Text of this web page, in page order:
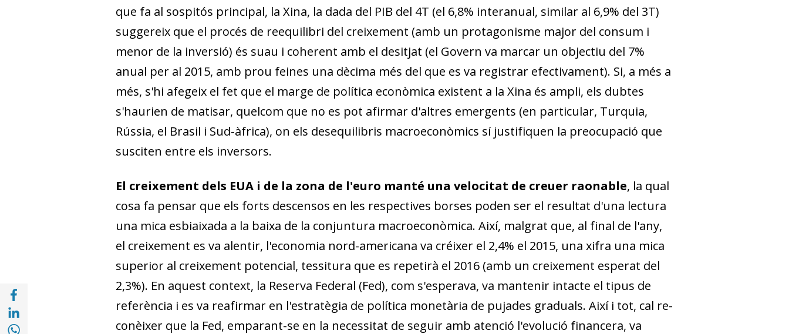
Compartir a Facebook (opens in a new window)
Compartir a with Linkedin (opens in a new window)
Compartir a with Whatsapp (opens in a new window)
que fa al sospitós principal, la Xina, la dada del PIB del 4T (el 6,8% interanual, similar al 6,9% del 3T)
suggereix que el procés de reequilibri del creixement (amb un pro­­tagonisme major del consum i
menor de la inversió) és suau i coherent amb el desitjat (el Govern va marcar un objectiu del 7%
anual per al 2015, amb prou feines una dècima més del que es va registrar efectivament). Si, a més a
més, s'hi afegeix el fet que el marge de política econòmica existent a la Xina és ampli, els dubtes
s'haurien de matisar, quelcom que no es pot afirmar d'altres emergents (en particular, Turquia,
Rússia, el Brasil i Sud-àfrica), on els desequilibris macroeconòmics sí justifiquen la preocupació que
susciten entre els inversors.
El creixement dels EUA i de la zona de l'euro manté una velocitat de creuer raonable, la qual
cosa fa pensar que els forts descensos en les respectives borses poden ser el resultat d'una lectura
una mica esbiaixada a la baixa de la conjuntura macroeconòmica. Així, malgrat que, al final de l'any,
el creixement es va alentir, l'economia nord-americana va créixer el 2,4% el 2015, una xifra una mica
superior al creixement potencial, tessitura que es repetirà el 2016 (amb un creixement esperat del
2,3%). En aquest context, la Reserva Federal (Fed), com s'esperava, va mantenir intacte el tipus de
referència i es va reafirmar en l'estratègia de po­­lítica monetària de pujades graduals. Així i tot, cal re­­
conèixer que la Fed, emparant-se en la necessitat de seguir amb atenció l'evolució financera, va